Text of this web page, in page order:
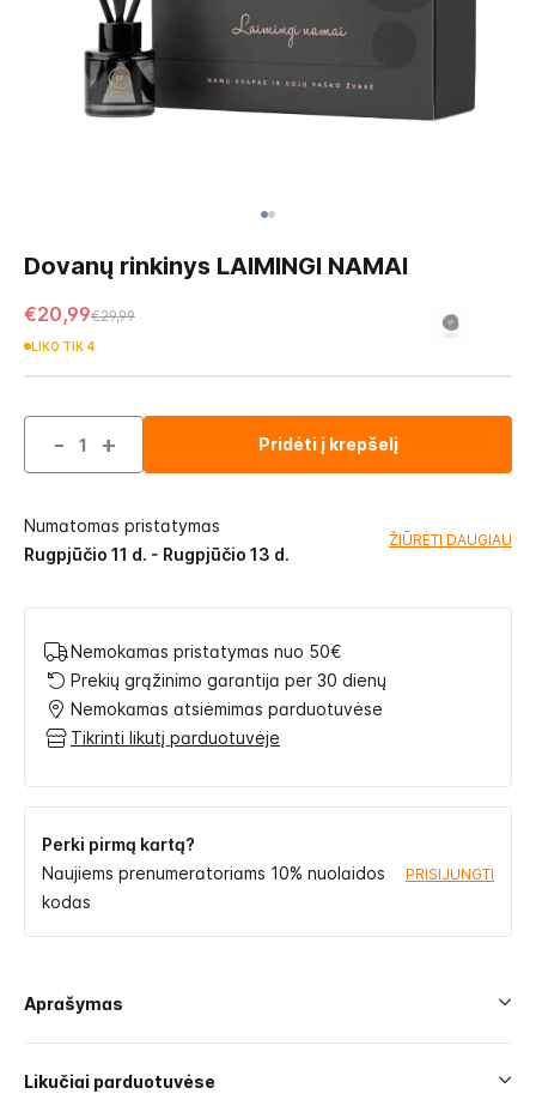
to
beginning
the
images
Dovanų rinkinys LAIMINGI NAMAI
€20,99€29,99
LIKO TIK 4
- + Pridėti į krepšelį
Numatomas pristatymas
Rugpjūčio 11 d. - Rugpjūčio 13 d.
ŽIŪRĖTI DAUGIAU
Nemokamas pristatymas nuo 50€
Prekių grąžinimo garantija per 30 dienų
Nemokamas atsiėmimas parduotuvėse
Tikrinti likutį parduotuvėje
Perki pirmą kartą?
Naujiems prenumeratoriams 10% nuolaidos
kodas
PRISIJUNGTI
Aprašymas
Likučiai parduotuvėse